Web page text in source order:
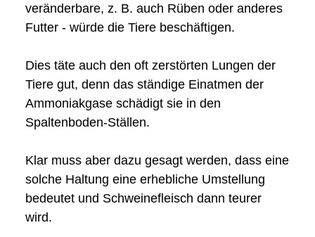
veränderbare, z. B. auch Rüben oder anderes
Futter - würde die Tiere beschäftigen.
Dies täte auch den oft zerstörten Lungen der
Tiere gut, denn das ständige Einatmen der
Ammoniakgase schädigt sie in den
Spaltenboden-Ställen.
Klar muss aber dazu gesagt werden, dass eine
solche Haltung eine erhebliche Umstellung
bedeutet und Schweinefleisch dann teurer
wird.